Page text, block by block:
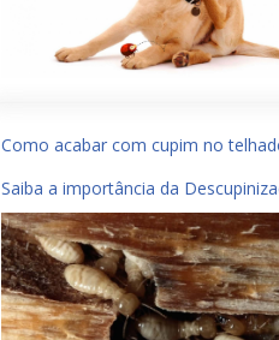
Como acabar com cupim no
Saiba a importância da